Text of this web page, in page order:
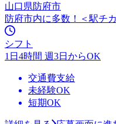
山口県防府市
防府市内に多数！＜駅チ
シフト
1日4時間 週3日からOK
交通費支給
未経験OK
短期OK